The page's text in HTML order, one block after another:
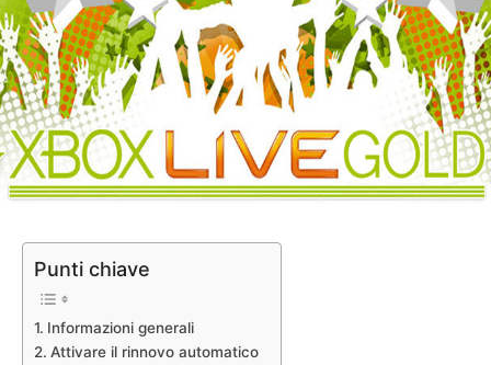
Punti chiave
Informazioni generali
Attivare il rinnovo automatico